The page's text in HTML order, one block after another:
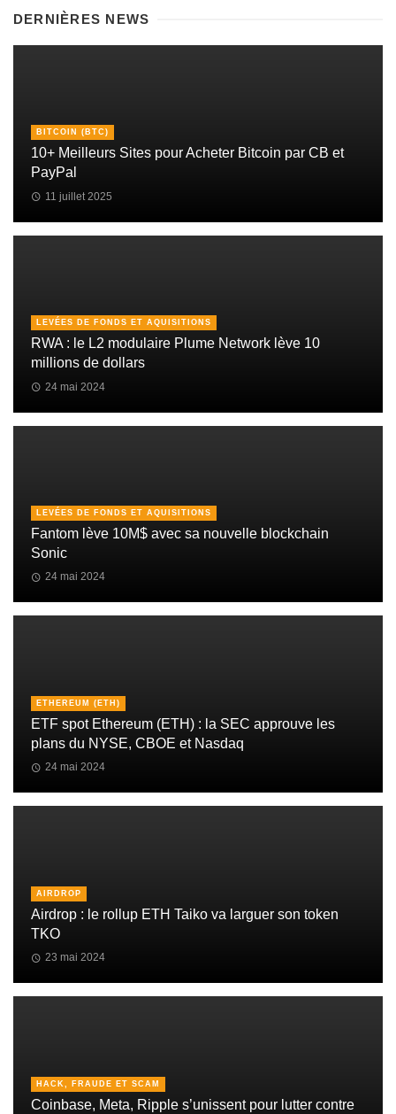
DERNIÈRES NEWS
BITCOIN (BTC)
10+ Meilleurs Sites pour Acheter Bitcoin par CB et
PayPal
11 juillet 2025
LEVÉES DE FONDS ET AQUISITIONS
RWA : le L2 modulaire Plume Network lève 10
millions de dollars
24 mai 2024
LEVÉES DE FONDS ET AQUISITIONS
Fantom lève 10M$ avec sa nouvelle blockchain
Sonic
24 mai 2024
ETHEREUM (ETH)
ETF spot Ethereum (ETH) : la SEC approuve les
plans du NYSE, CBOE et Nasdaq
24 mai 2024
AIRDROP
Airdrop : le rollup ETH Taiko va larguer son token
TKO
23 mai 2024
HACK, FRAUDE ET SCAM
Coinbase, Meta, Ripple s’unissent pour lutter contre